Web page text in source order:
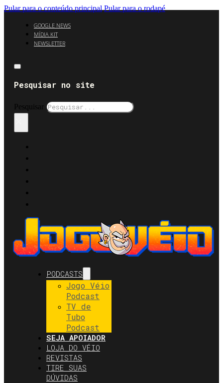
Pular para o conteúdo principal Pular para o rodapé
GOOGLE NEWS
MÍDIA KIT
NEWSLETTER
Pesquisar no site
Pesquisar
PODCASTS
Jogo Véio
Podcast
TV de
Tubo
Podcast
SEJA APOIADOR
LOJA DO VÉIO
REVISTAS
TIRE SUAS
DÚVIDAS